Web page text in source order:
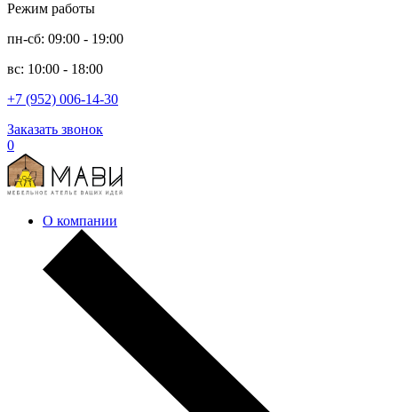
Режим работы
пн-сб: 09:00 - 19:00
вс: 10:00 - 18:00
+7 (952) 006-14-30
Заказать звонок
0
О компании